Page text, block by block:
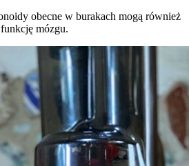
obecne w burakach mogą również
mózgu.